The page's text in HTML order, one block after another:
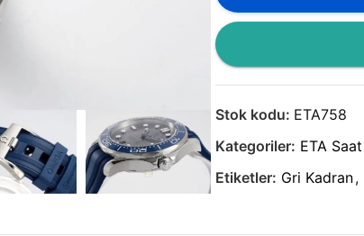
Stok kodu: ETA758
Kategoriler: ETA Saat
Etiketler: Gri Kadran,